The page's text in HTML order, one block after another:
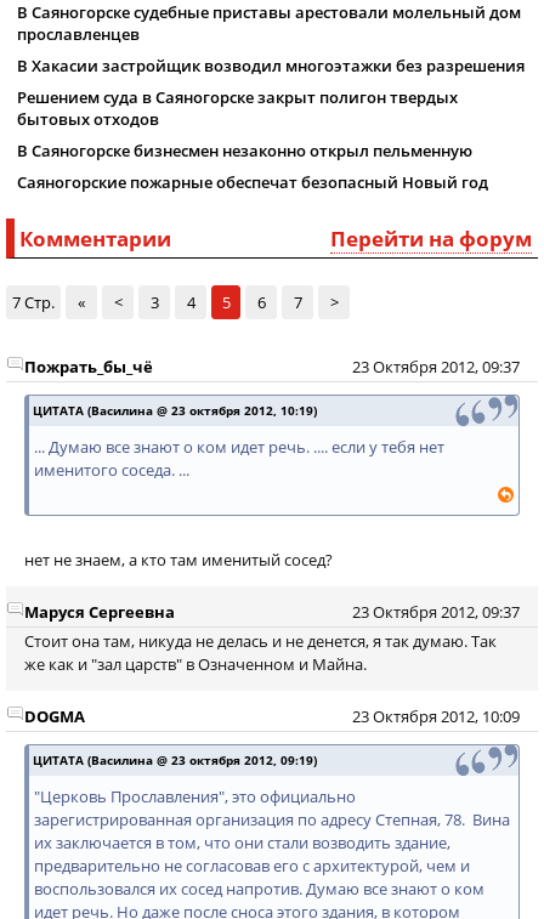
В Саяногорске судебные приставы арестовали молельный дом
прославленцев
В Хакасии застройщик возводил многоэтажки без разрешения
Решением суда в Саяногорске закрыт полигон твердых
бытовых отходов
В Саяногорске бизнесмен незаконно открыл пельменную
Саяногорские пожарные обеспечат безопасный Новый год
Перейти на форум
Комментарии
7 Стр. « < 3 4 5 6 7 >
23 Октября 2012, 09:37
Пожрать_бы_чё
ЦИТАТА (Василина @ 23 октября 2012, 10:19)
... Думаю все знают о ком идет речь. .... если у тебя нет
именитого соседа. ...
нет не знаем, а кто там именитый сосед?
23 Октября 2012, 09:37
Маруся Сергеевна
Стоит она там, никуда не делась и не денется, я так думаю. Так
же как и "зал царств" в Означенном и Майна.
23 Октября 2012, 10:09
DOGMA
ЦИТАТА (Василина @ 23 октября 2012, 09:19)
"Церковь Прославления", это официально
зарегистрированная организация по адресу Степная, 78. Вина
их заключается в том, что они стали возводить здание,
предварительно не согласовав его с архитектурой, чем и
воспользовался их сосед напротив. Думаю все знают о ком
идет речь. Но даже после сноса этого здания, в котором